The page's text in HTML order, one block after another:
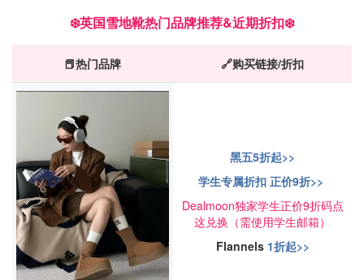
❄️英国雪地靴热门品牌推荐&近期折扣❄️
📕热门品牌 🔗购买链接/折扣
黑五5折起>>
学生专属折扣 正价9折>>
Dealmoon独家学生正价9折码点
这兑换（需使用学生邮箱）
Flannels 1折起>>